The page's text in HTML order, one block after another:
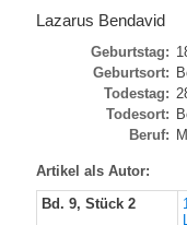
Lazarus Bendavid
Geburtstag:
Geburtsort:
Todestag:
Todesort:
Beruf:
Artikel als Autor:
Bd. 9, Stück 2